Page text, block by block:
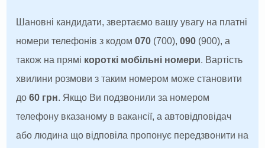
Шановні кандидати, звертаємо вашу увагу на платні
номери телефонів з кодом070 (700),090 (900), а
також на прямі короткі мобільні номери. Вартість
хвилини розмови з таким номером може становити
до60 грн. Якщо Ви подзвонили за номером
телефону вказаному в вакансії, а автовідповідач
або людина що відповіла пропонує передзвонити на